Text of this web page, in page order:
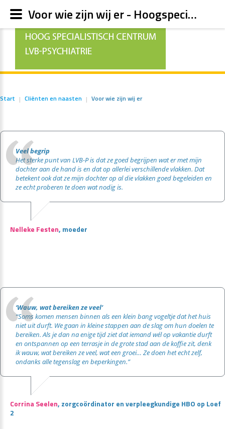
Start | Cliënten en naasten | Voor wie zijn wij er
Veel begrip
Het sterke punt van LVB-P is dat ze goed begrijpen wat er met mijn
dochter aan de hand is en dat op allerlei verschillende vlakken. Dat
betekent ook dat ze mijn dochter op al die vlakken goed begeleiden en
ze echt proberen te doen wat nodig is.
Nelleke Festen, moeder
‘Wauw, wat bereiken ze veel’
“Soms komen mensen binnen als een klein bang vogeltje dat het huis
niet uit durft. We gaan in kleine stappen aan de slag om hun doelen te
bereiken. Als je dan na enige tijd ziet dat iemand wél op vakantie durft
en ontspannen op een terrasje in de grote stad aan de koffie zit, denk
ik wauw, wat bereiken ze veel, wat een groei… Ze doen het echt zelf,
ondanks alle tegenslag en beperkingen.”
Corrina Seelen, zorgcoördinator en verpleegkundige HBO op Loef
2
Voor wie zijn wij er - Hoogspecialistisch Centrum LVB-psychiatrie GGZ Oost Brabant | Boekel | Huize Padua | LvBp | LvB psychiatrie